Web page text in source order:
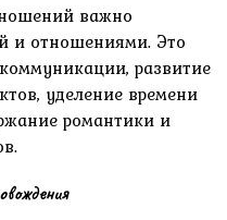
важно
и отношениями. Это
развитие
уделение времени
романтики и